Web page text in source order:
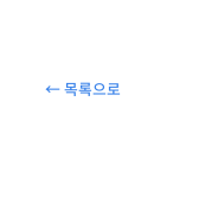
← 목록으로